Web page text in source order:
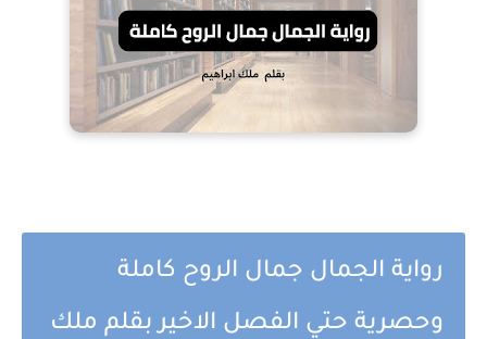
رواية الجمال جمال الروح كاملة
وحصرية حتي الفصل الاخير بقلم ملك